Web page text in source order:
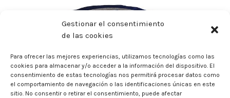
Gestionar el consentimiento
de las cookies
Para ofrecer las mejores experiencias, utilizamos tecnologías como las
cookies para almacenar y/o acceder a la información del dispositivo. El
consentimiento de estas tecnologías nos permitirá procesar datos como
el comportamiento de navegación o las identificaciones únicas en este
sitio. No consentir o retirar el consentimiento, puede afectar